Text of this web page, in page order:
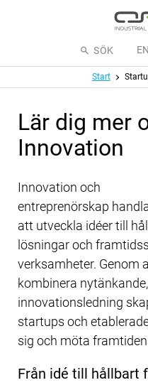
SÖK
Meny Start
Lär dig mer
Innovation
Innovation och
entreprenörskap
att utveckla idéer till
lösningar och
verksamheter. Genom
kombinera
innovationsledning
startups och
sig och möta
Från idé till hållbart